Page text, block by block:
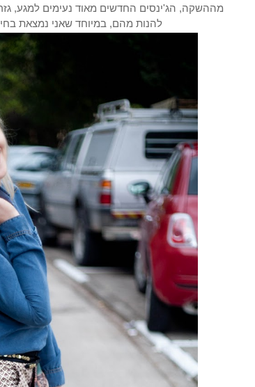
מההשקה, הג'ינסים החדשים מאוד נעימים למגע,
להנות מהם, במיוחד שאני נמצאת